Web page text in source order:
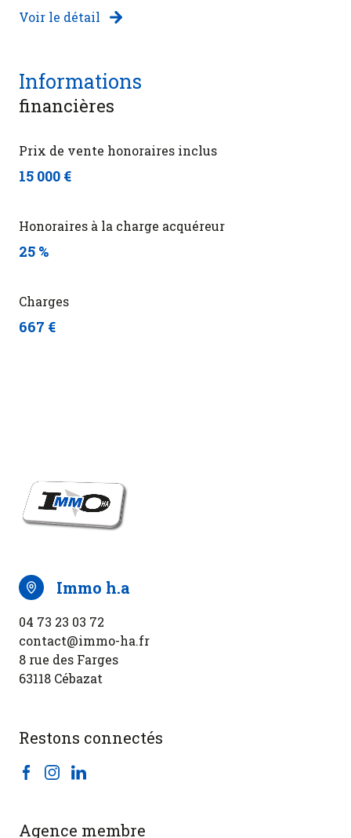
Voir le détail
Informations
financières
Prix de vente honoraires inclus
15 000 €
Honoraires à la charge acquéreur
25 %
Charges
667 €
immo h.a
04 73 23 03 72
contact@immo-ha.fr
8 rue des Farges
63118 Cébazat
Restons connectés
Agence membre